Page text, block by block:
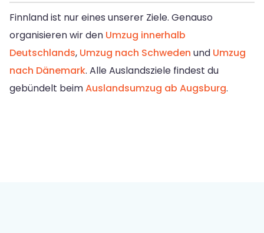
Finnland ist nur eines unserer Ziele. Genauso
organisieren wir den Umzug innerhalb
Deutschlands, Umzug nach Schweden und Umzug
nach Dänemark. Alle Auslandsziele findest du
gebündelt beimAuslandsumzug ab Augsburg.